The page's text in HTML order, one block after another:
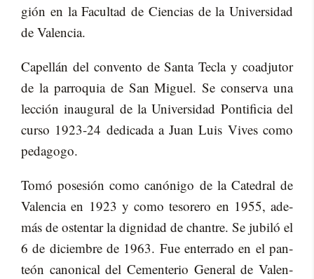
gión en la Fa­cul­tad de Cien­cias de la Uni­ver­si­dad
de Va­len­cia.
Ca­pe­llán del con­ven­to de San­ta Te­cla y coad­ju­tor
de la pa­rro­quia de San Mi­guel. Se con­ser­va una
lec­ción inau­gu­ral de la Uni­ver­si­dad Pon­ti­fi­cia del
cur­so 1923-24 de­di­ca­da a Juan Luis Vi­ves como
pe­da­go­go.
Tomó po­se­sión como ca­nó­ni­go de la Ca­te­dral de
Va­len­cia en 1923 y como te­so­re­ro en 1955, ade­
más de os­ten­tar la dig­ni­dad de chan­tre. Se ju­bi­ló el
6 de di­ciem­bre de 1963. Fue en­te­rra­do en el pan­
teón ca­no­ni­cal del Ce­men­te­rio Ge­ne­ral de Va­len­